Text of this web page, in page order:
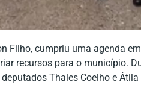
Filho, cumpriu uma agenda
recursos para o município.
Thales Coelho e Átila